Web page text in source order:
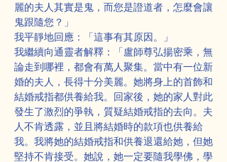
麗的夫人其實是鬼，而您是證道者，怎麼會讓
鬼跟隨您？」
我平靜地回應：「這事有其原因。」
我繼續向通靈者解釋：「盧師尊弘揚密乘，無
論走到哪裡，都會有萬人聚集。當中有一位新
婚的夫人，長得十分美麗。她將身上的首飾和
結婚戒指都供養給我。回家後，她的家人對此
發生了激烈的爭執，質疑結婚戒指的去向。夫
人不肯透露，並且將結婚時的款項也供養給
我。我將她的結婚戒指和供養退還給她，但她
堅持不肯接受。她說，她一定要隨我學佛，學